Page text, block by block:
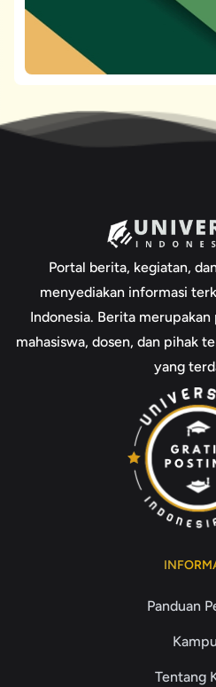
Portal berita, kegiatan,
menyediakan informasi
Indonesia. Berita
mahasiswa, dosen, dan pihak
yang
Panduan
Tentang